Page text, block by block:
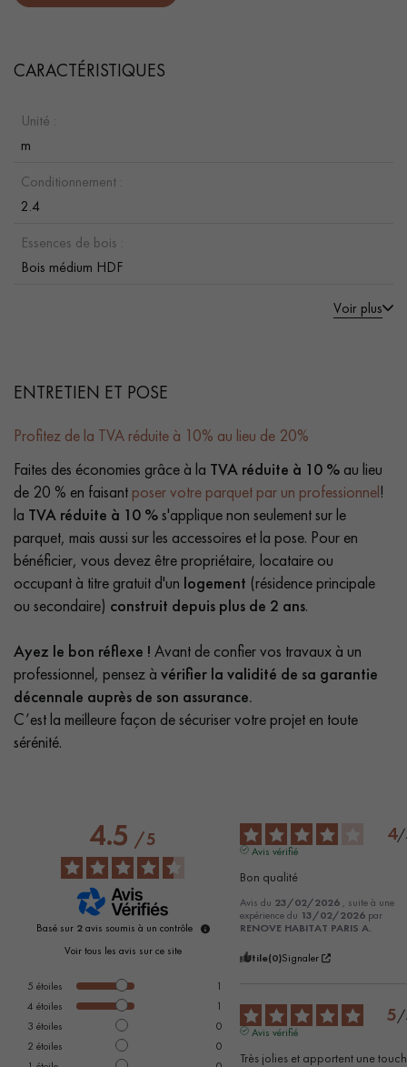
CARACTÉRISTIQUES
Unité :
m
Conditionnement :
2.4
Essences de bois :
Bois médium HDF
Voir plus
ENTRETIEN ET POSE
Profitez de la TVA réduite à 10% au lieu de 20%
Faites des économies grâce à la TVA réduite à 10 % au lieu
de 20 % en faisant poser votre parquet par un professionnel!
la TVA réduite à 10 %s'applique non seulement sur le
parquet, mais aussi sur les accessoires et la pose. Pour en
bénéficier, vous devez être propriétaire, locataire ou
occupant à titre gratuit d'un logement (résidence principale
ou secondaire) construit depuis plus de 2 ans.
Ayez le bon réflexe ! Avant de confier vos travaux à un
professionnel, pensez à vérifier la validité de sa garantie
décennale auprès de son assurance.
C’est la meilleure façon de sécuriser votre projet en toute
sérénité.
4.5/5
Basé sur 2avis soumis à un contrôle
Voir tous les avis sur ce site
5 étoiles
1
4 étoiles
1
3 étoiles
0
2 étoiles
0
4/
Avis vérifié
Bon qualité
Avis du 23/02/2026 , suite à une
expérience du 13/02/2026 par
RENOVE HABITAT PARIS A.
Utile(0)Signaler
5/
Avis vérifié
Très jolies et apportent une